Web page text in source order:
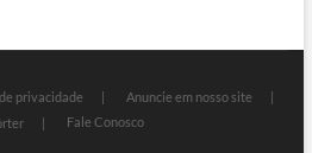
privacidade
Anuncie em nosso site
Fale Conosco